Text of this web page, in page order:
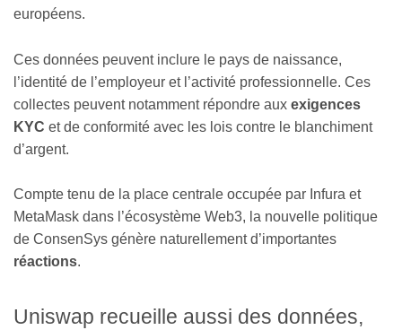
européens.
Ces données peuvent inclure le pays de naissance,
l’identité de l’employeur et l’activité professionnelle. Ces
collectes peuvent notamment répondre aux exigences
KYC et de conformité avec les lois contre le blanchiment
d’argent.
Compte tenu de la place centrale occupée par Infura et
MetaMask dans l’écosystème Web3, la nouvelle politique
de ConsenSys génère naturellement d’importantes
réactions.
Uniswap recueille aussi des données,